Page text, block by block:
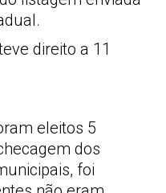
direito a 11
eleitos 5
dos
foi